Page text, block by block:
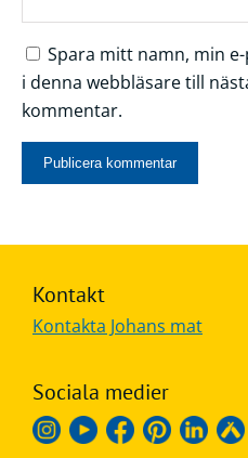
Spara mitt namn, min
i denna webbläsare till
kommentar.
Kontakt
Kontakta Johans mat
Sociala medier